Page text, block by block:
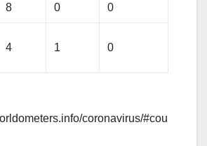
8 0 0
4 1 0
coronavirus/#cou